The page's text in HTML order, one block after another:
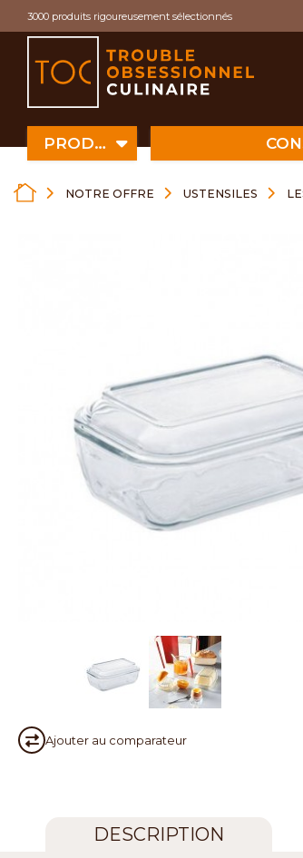
3000 produits rigoureusement sélectionnés
PRODUITS
NOTRE OFFRE USTENSILES
Ajouter au comparateur
DESCRIPTION